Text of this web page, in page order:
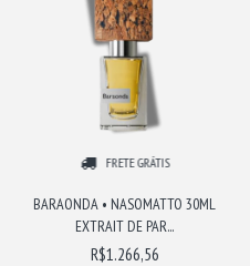
FRETE GRÁTIS
BARAONDA • NASOMATTO 30ML
EXTRAIT DE PAR...
R$1.266,56